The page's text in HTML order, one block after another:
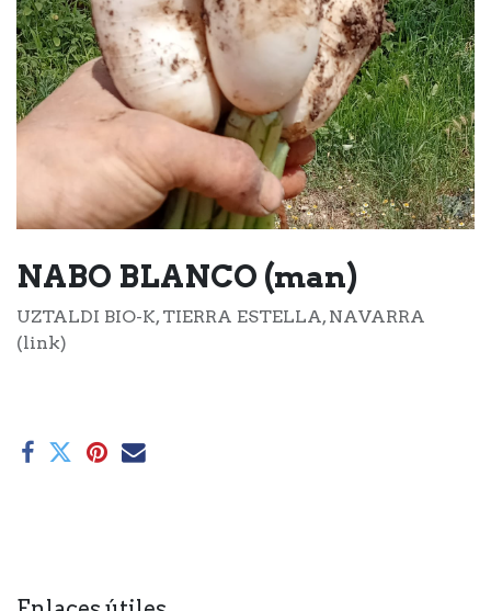
NABO BLANCO (man)
UZTALDI BIO-K, TIERRA ESTELLA, NAVARRA
(link)